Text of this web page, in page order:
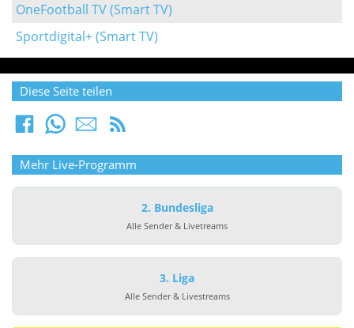
OneFootball TV (Smart TV)
Sportdigital+ (Smart TV)
Diese Seite teilen
Mehr Live-Programm
2. Bundesliga
Alle Sender & Livetreams
3. Liga
Alle Sender & Livestreams